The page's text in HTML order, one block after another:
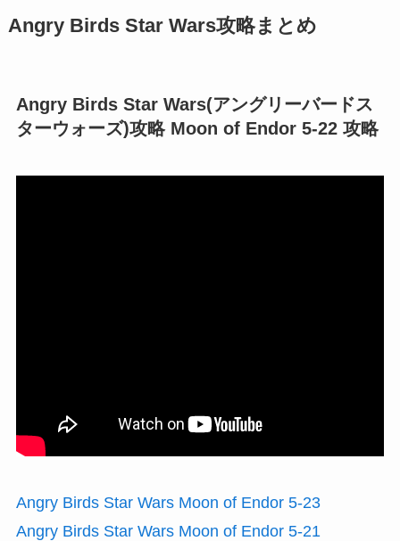
Angry Birds Star Wars攻略まとめ
Angry Birds Star Wars(アングリーバードス
ターウォーズ)攻略 Moon of Endor 5-22 攻略
Angry Birds Star Wars Moon of Endor 5-23
Angry Birds Star Wars Moon of Endor 5-21